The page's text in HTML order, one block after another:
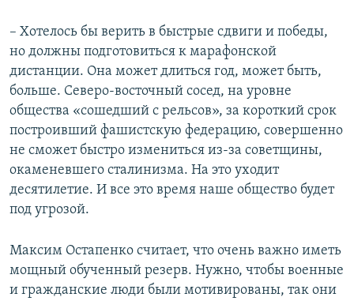
– Хотелось бы верить в быстрые сдвиги и победы,
но должны подготовиться к марафонской
дистанции. Она может длиться год, может быть,
больше. Северо-восточный сосед, на уровне
общества «сошедший с рельсов», за короткий срок
построивший фашистскую федерацию, совершенно
не сможет быстро измениться из-за советщины,
окаменевшего сталинизма. На это уходит
десятилетие. И все это время наше общество будет
под угрозой.
Максим Остапенко считает, что очень важно иметь
мощный обученный резерв. Нужно, чтобы военные
и гражданские люди были мотивированы, так они